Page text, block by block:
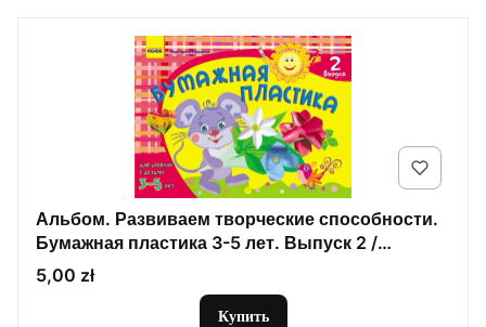
Альбом. Развиваем творческие способности.
Бумажная пластика 3-5 лет. Выпуск 2 /
ДИТИНА
Цена
5,00 zł
Купить